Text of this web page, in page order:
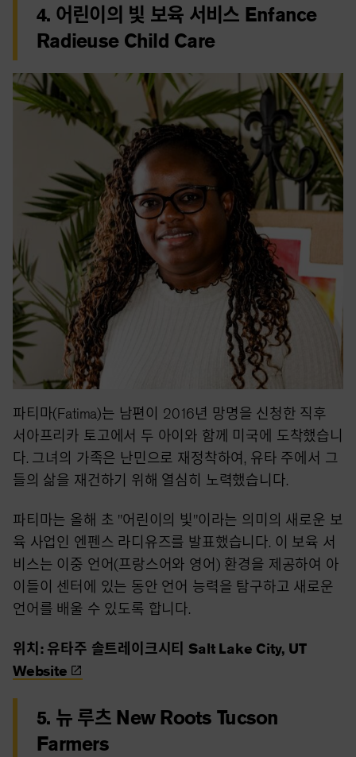
4. 어린이의 빛 보육 서비스 Enfance
Radieuse Child Care
파티마(Fatima)는 남편이 2016년 망명을 신청한 직후
서아프리카 토고에서 두 아이와 함께 미국에 도착했습니
다. 그녀의 가족은 난민으로 재정착하여, 유타 주에서 그
들의 삶을 재건하기 위해 열심히 노력했습니다.
파티마는 올해 초 "어린이의 빛"이라는 의미의 새로운 보
육 사업인 엔펜스 라디유즈를 발표했습니다. 이 보육 서
비스는 이중 언어(프랑스어와 영어) 환경을 제공하여 아
이들이 센터에 있는 동안 언어 능력을 탐구하고 새로운
언어를 배울 수 있도록 합니다.
위치: 유타주 솔트레이크시티 Salt Lake City, UT
Website
5. 뉴 루츠 New Roots Tucson
Farmers